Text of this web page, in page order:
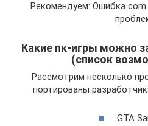
Рекомендуем: Ошибка
Какие пк-игры можно
(список
Рассмотрим несколько
портированы
GTA